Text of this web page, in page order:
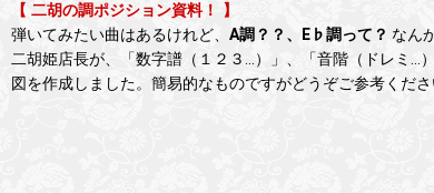
【 二胡の調ポジション資料！ 】
弾いてみたい曲はあるけれど、 A調？？、E♭調って？ なん
二胡姫店長が、「数字譜（１２３…）」、「音階（ドレミ…
図を作成しました。簡易的なものですがどうぞご参考くださ